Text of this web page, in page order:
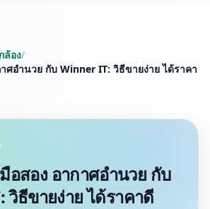
ล้อง/
ศอำนวย กับ Winner IT: วิธีขายง่าย ได้ราคา
อสอง อากาศอำนวย กับ
ธีขายง่าย ได้ราคาดี